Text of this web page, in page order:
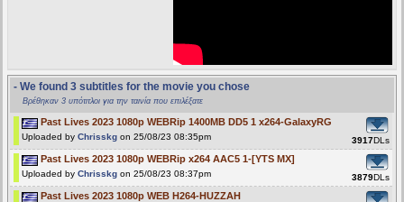
- We found 3 subtitles for the movie you chose
Βρέθηκαν 3 υπότιτλοι για την ταινία που επιλέξατε
Past Lives 2023 1080p WEBRip 1400MB DD5 1 x264-GalaxyRG
Uploaded by Chrisskg on 25/08/23 08:35pm 3917DLs
Past Lives 2023 1080p WEBRip x264 AAC5 1-[YTS MX]
Uploaded by Chrisskg on 25/08/23 08:37pm 3879DLs
Past Lives 2023 1080p WEB H264-HUZZAH